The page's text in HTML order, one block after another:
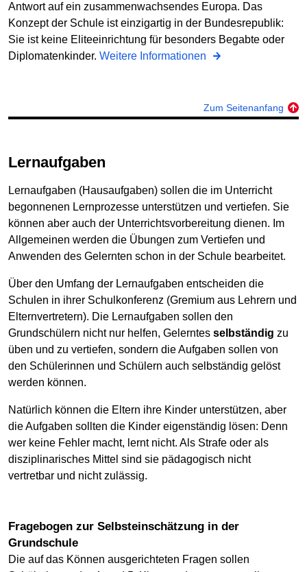
Antwort auf ein zusammenwachsendes Europa. Das
Konzept der Schule ist einzigartig in der Bundesrepublik:
Sie ist keine Eliteeinrichtung für besonders Begabte oder
Diplomatenkinder. Weitere Informationen
Zum Seitenanfang
Lernaufgaben
Lernaufgaben (Hausaufgaben) sollen die im Unterricht
begonnenen Lernprozesse unterstützen und vertiefen. Sie
können aber auch der Unterrichtsvorbereitung dienen. Im
Allgemeinen werden die Übungen zum Vertiefen und
Anwenden des Gelernten schon in der Schule bearbeitet.
Über den Umfang der Lernaufgaben entscheiden die
Schulen in ihrer Schulkonferenz (Gremium aus Lehrern und
Elternvertretern). Die Lernaufgaben sollen den
Grundschülern nicht nur helfen, Gelerntes selbständig zu
üben und zu vertiefen, sondern die Aufgaben sollen von
den Schülerinnen und Schülern auch selbständig gelöst
werden können.
Natürlich können die Eltern ihre Kinder unterstützen, aber
die Aufgaben sollten die Kinder eigenständig lösen: Denn
wer keine Fehler macht, lernt nicht. Als Strafe oder als
disziplinarisches Mittel sind sie pädagogisch nicht
vertretbar und nicht zulässig.
Fragebogen zur Selbstein­schätzung in der
Grundschule
Die auf das Können ausgerichteten Fragen sollen